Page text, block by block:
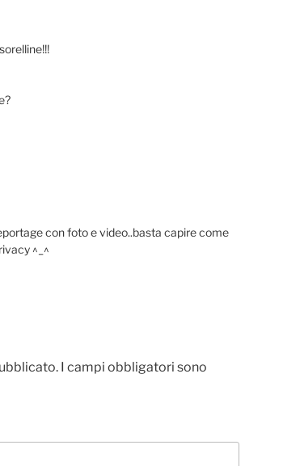
con foto e video..basta capire come
^_^
I campi obbligatori sono